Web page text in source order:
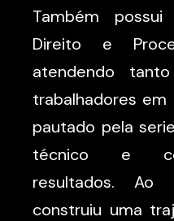
Também
Direito e
atendendo
trabalhadores em
pautado pela
técnico e
resultados. Ao
construiu uma